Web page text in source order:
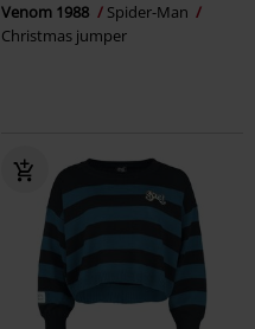
Venom 1988
Spider-Man
Christmas jumper